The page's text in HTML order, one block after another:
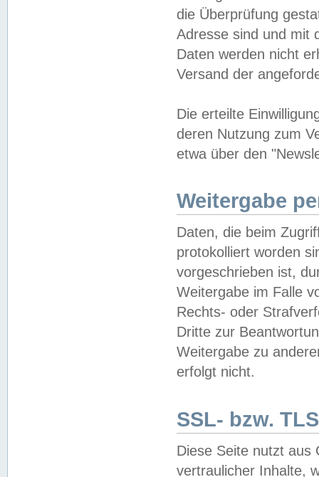
die Überprüfung
Adresse sind und mit
Daten werden nicht
Versand der
Die erteilte
deren Nutzung zum
etwa über den
Weitergabe
Daten, die beim
protokolliert worden
vorgeschrieben ist,
Weitergabe im Falle
Rechts- oder
Dritte zur
Weitergabe zu
erfolgt nicht.
SSL- bzw.
Diese Seite nutzt aus
vertraulicher Inhalte,